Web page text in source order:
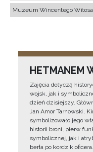
Muzeum Wincentego
HETMANEM
Zajęcia dotyczą
wojsk, jak i
dzień dzisiejszy.
Jan Amor Tarnowski.
symbolizowało jego
historii broni, pierw
symbolicznej, jak i
berła po kordzik